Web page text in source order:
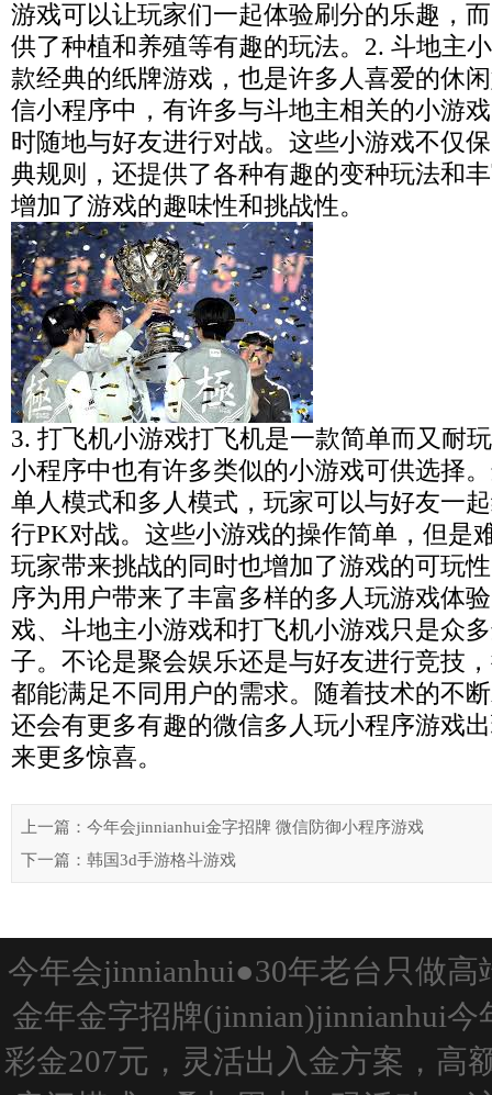
游戏可以让玩家们一起体验刷分的乐趣，
供了种植和养殖等有趣的玩法。2. 斗地主
款经典的纸牌游戏，也是许多人喜爱的休
信小程序中，有许多与斗地主相关的小游
时随地与好友进行对战。这些小游戏不仅
典规则，还提供了各种有趣的变种玩法和
增加了游戏的趣味性和挑战性。
3. 打飞机小游戏打飞机是一款简单而又耐
小程序中也有许多类似的小游戏可供选择
单人模式和多人模式，玩家可以与好友一
行PK对战。这些小游戏的操作简单，但是
玩家带来挑战的同时也增加了游戏的可玩
序为用户带来了丰富多样的多人玩游戏体
戏、斗地主小游戏和打飞机小游戏只是众
子。不论是聚会娱乐还是与好友进行竞技
都能满足不同用户的需求。随着技术的不
还会有更多有趣的微信多人玩小程序游戏
来更多惊喜。
上一篇：今年会jinnianhui金字招牌 微信防御小程序游戏
下一篇：韩国3d手游格斗游戏
今年会jinnianhui●30年老台只做
金年金字招牌(jinnian)jinnianhui
彩金207元，灵活出入金方案，高